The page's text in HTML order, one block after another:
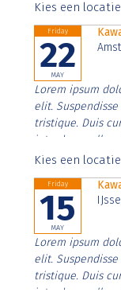
Aenean
Kies een
Friday
22
MAY
Lorem ipsum
elit.
tristique. Duis
interdum nulla,
Aenean
Kies een
Friday
15
MAY
Lorem ipsum
elit.
tristique. Duis
interdum nulla,